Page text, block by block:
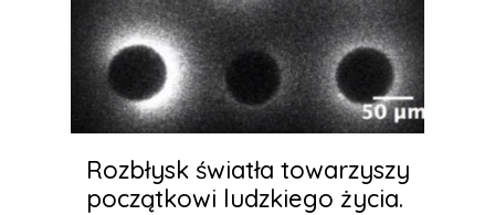
Rozbłysk światła towarzyszy
początkowi ludzkiego życia.